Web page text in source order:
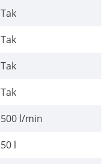
Tak
Tak
Tak
Tak
500 l/min
50 l